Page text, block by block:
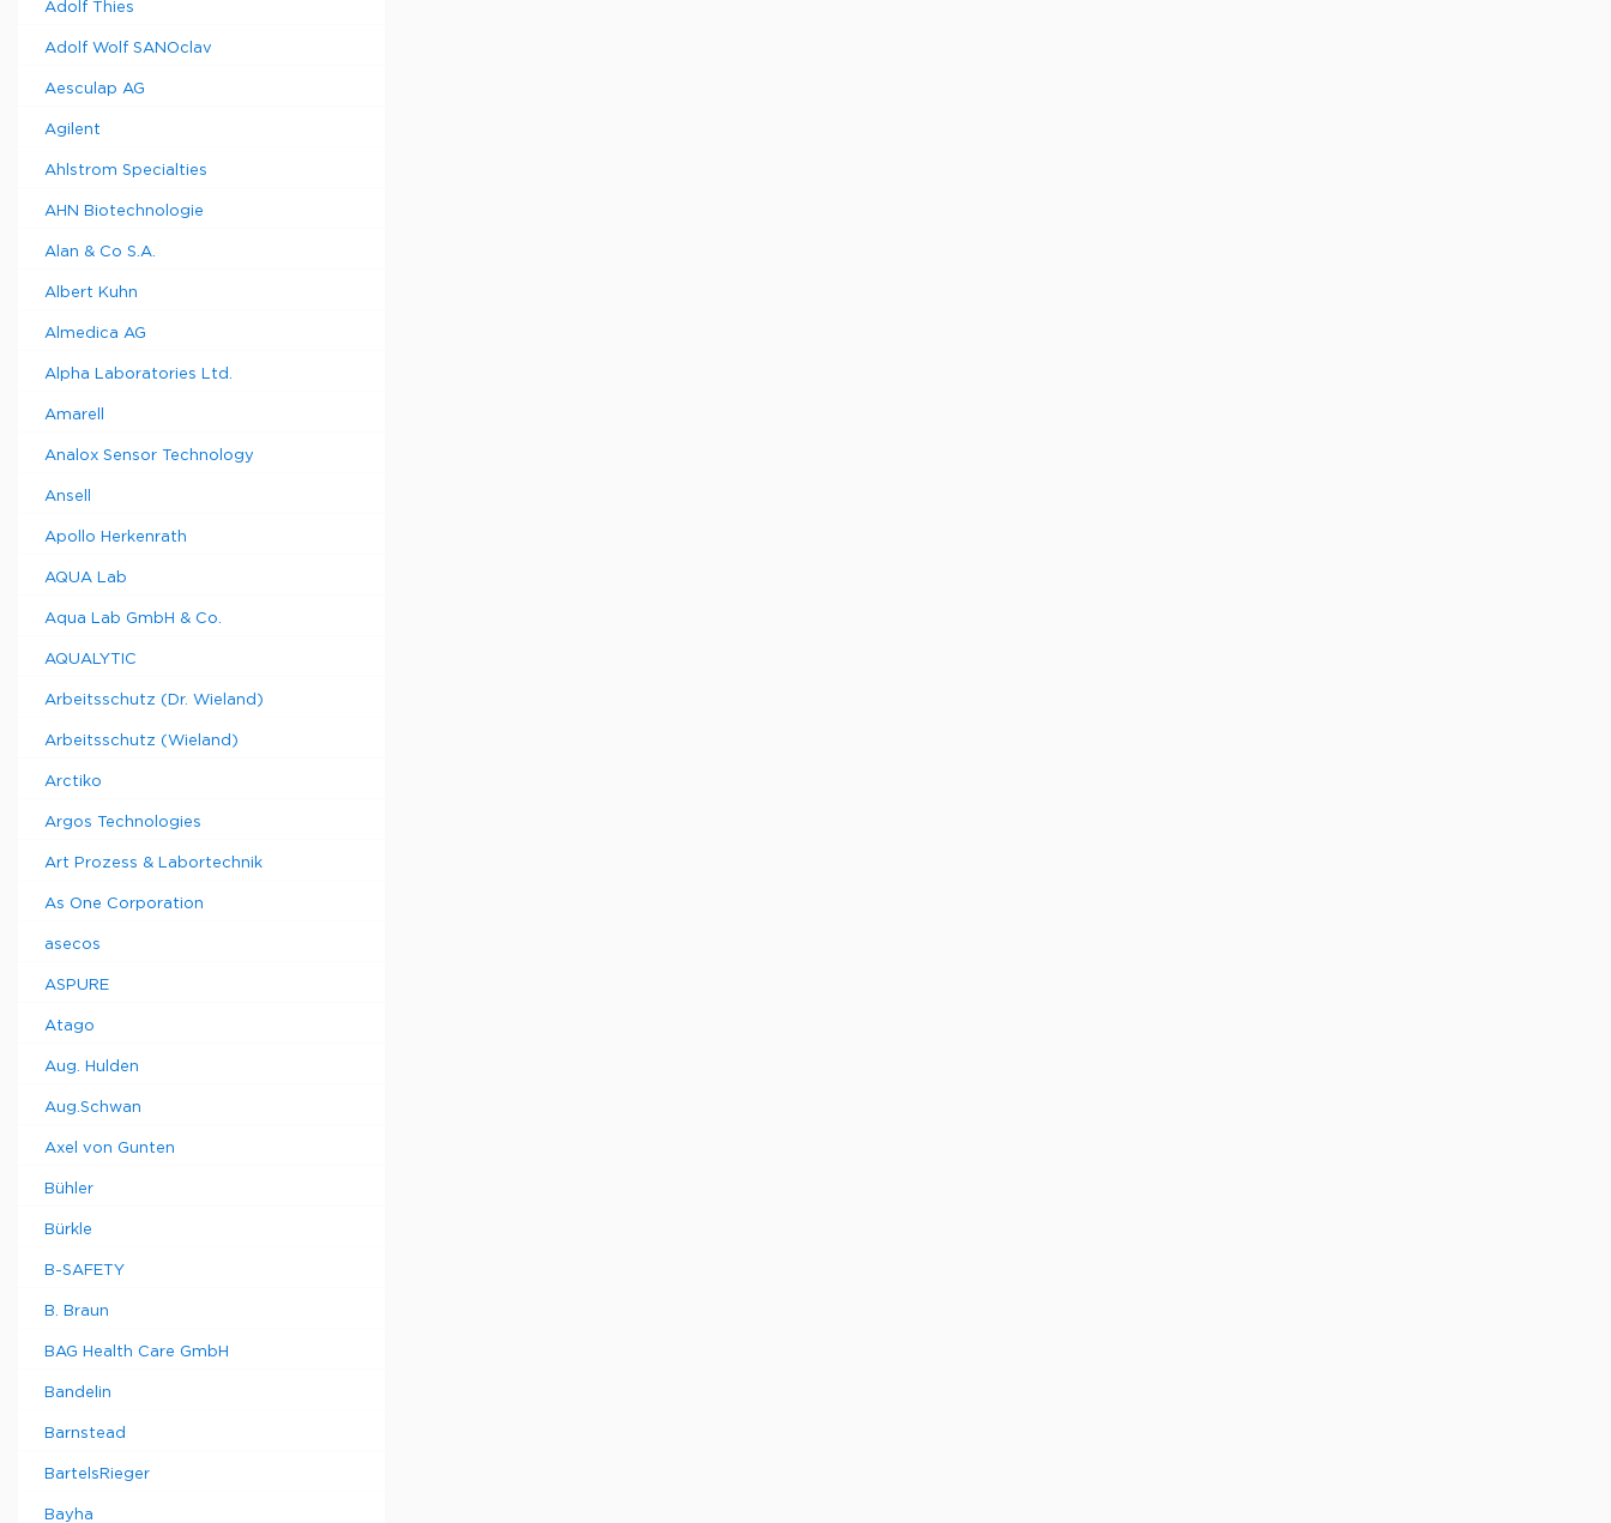
Adolf Thies
Adolf Wolf SANOclav
Aesculap AG
Agilent
Ahlstrom Specialties
AHN Biotechnologie
Alan & Co S.A.
Albert Kuhn
Almedica AG
Alpha Laboratories Ltd.
Amarell
Analox Sensor Technology
Ansell
Apollo Herkenrath
AQUA Lab
Aqua Lab GmbH & Co.
AQUALYTIC
Arbeitsschutz (Dr. Wieland)
Arbeitsschutz (Wieland)
Arctiko
Argos Technologies
Art Prozess & Labortechnik
As One Corporation
asecos
ASPURE
Atago
Aug. Hulden
Aug.Schwan
Axel von Gunten
Bühler
Bürkle
B-SAFETY
B. Braun
BAG Health Care GmbH
Bandelin
Barnstead
BartelsRieger
Bayha